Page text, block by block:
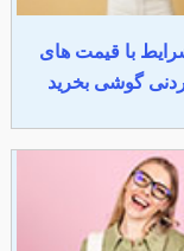
با قیمت های
گوشی بخرید